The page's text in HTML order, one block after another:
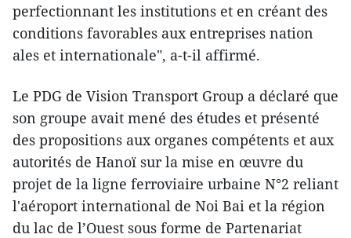
perfectionnant les institutions et en créant des
conditions favorables aux entreprises nation​
ales et internationale", a-t-il affirmé.
Le​ PDG de Vision Transport Group a déclaré que
son groupe avait mené des études et présenté
des propositions aux organes compétents et aux
autorités de Hanoï sur la mise en œuvre du
projet de la ligne ferroviaire urbaine N°2 reliant
l'aéroport international de Noi Bai et la région
du lac de l’Ouest sous forme de Partenariat